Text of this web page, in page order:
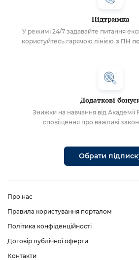
Підтримка
У режимі 24/7 задавайте питання
користуйтесь гарячою лінією з ПН
Додаткові
Знижки на навчання від Академії
сповіщення про важливі
Обрати
Про нас
Правила користування порталом
Політика конфіденційності
Договір публічної оферти
Контакти